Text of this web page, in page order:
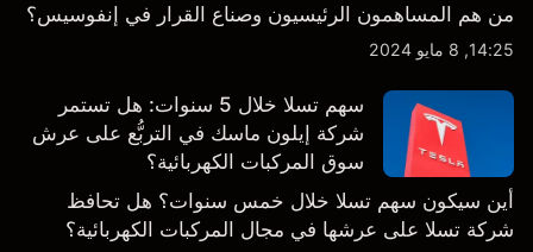
من هم المساهمون الرئيسيون وصناع القرار في إنفوسيس؟
14:25, 8 مايو 2024
سهم تسلا خلال 5 سنوات: هل تستمر
شركة إيلون ماسك في التربُّع على عرش
سوق المركبات الكهربائية؟
أين سيكون سهم تسلا خلال خمس سنوات؟ هل تحافظ
شركة تسلا على عرشها في مجال المركبات الكهربائية؟